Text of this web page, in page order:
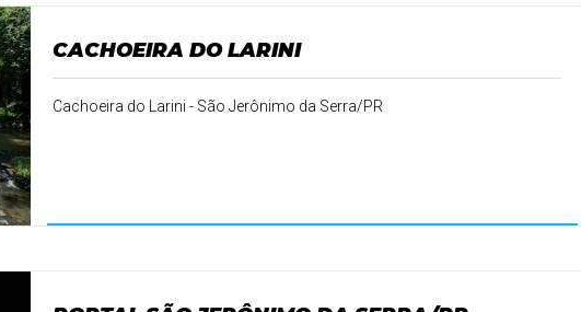
CACHOEIRA DO LARINI
Cachoeira do Larini - São Jerônimo da Serra/PR